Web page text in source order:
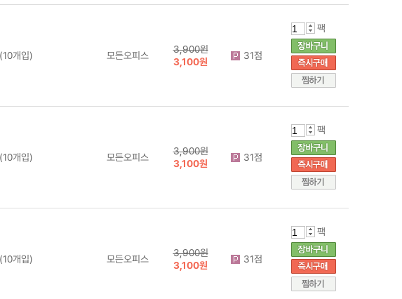
개입)
모든오피스
3,900원
3,100원
31점
팩
개입)
모든오피스
3,900원
3,100원
31점
팩
개입)
모든오피스
3,900원
3,100원
31점
팩